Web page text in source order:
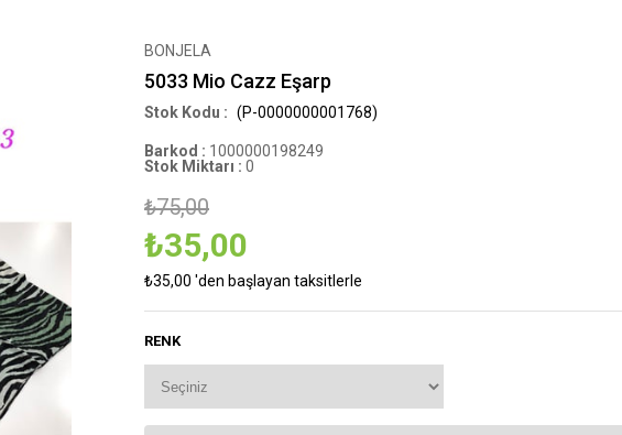
BONJELA
5033 Mio Cazz Eşarp
(P-0000000001768)
Barkod : 1000000198249
Stok Miktarı : 0
₺75,00
₺35,00
₺35,00 'den başlayan taksitlerle
RENK